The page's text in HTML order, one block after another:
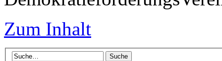
Zum Inhalt